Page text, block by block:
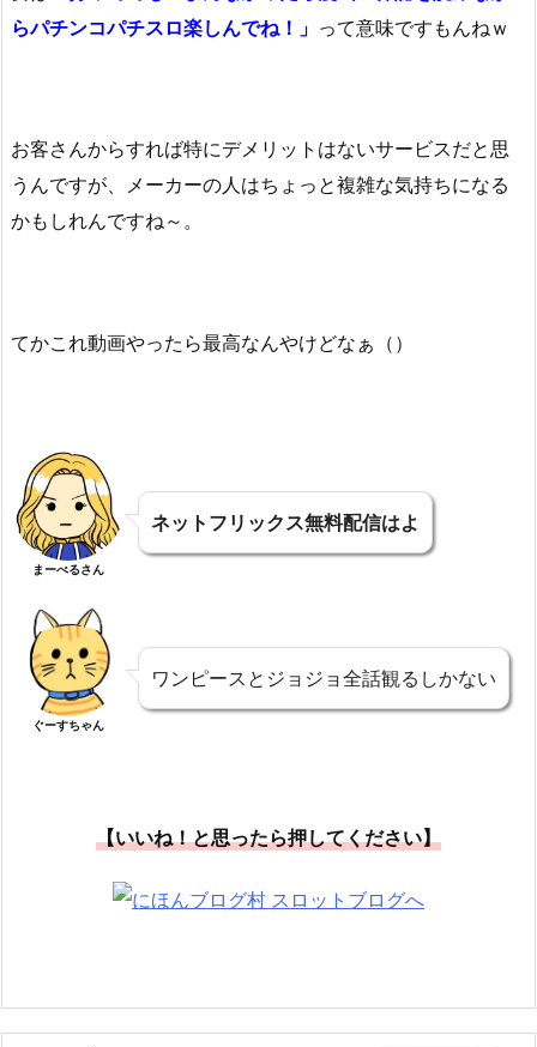
らパチンコパチスロ楽しんでね！」 って意味ですもんねｗ
お客さんからすれば特にデメリットはないサービスだと思
うんですが、メーカーの人はちょっと複雑な気持ちになる
かもしれんですね～。
てかこれ動画やったら最高なんやけどなぁ（）
まーべるさん
ネットフリックス無料配信はよ
ぐーすちゃん
ワンピースとジョジョ全話観るしかない
【いいね！と思ったら押してください】